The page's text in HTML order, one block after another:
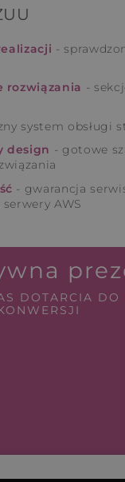
-
rozwiązania -
system obsługi
design - gotowe
- gwarancja
AWS
DOTARCIA